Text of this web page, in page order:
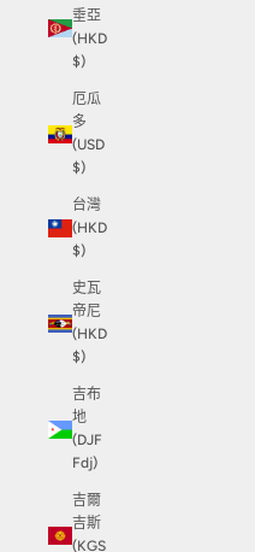
垂亞
(HKD
$)
厄瓜
多
(USD
$)
台灣
(HKD
$)
史瓦
帝尼
(HKD
$)
吉布
地
(DJF
Fdj)
吉爾
吉斯
(KGS